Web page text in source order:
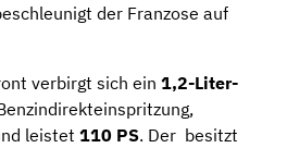
der Franzose auf
verbirgt sich ein 1,2-Liter-
leistet 110 PS. Der besitzt